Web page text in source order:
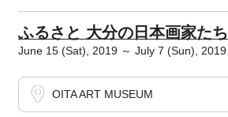
ふるさと 大分の日本画家たち
June 15 (Sat), 2019 ～ July 7 (Sun), 2019
OITA ART MUSEUM